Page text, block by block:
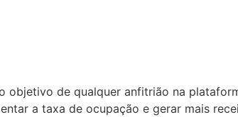
objetivo de qualquer anfitrião na
a taxa de ocupação e gerar mais